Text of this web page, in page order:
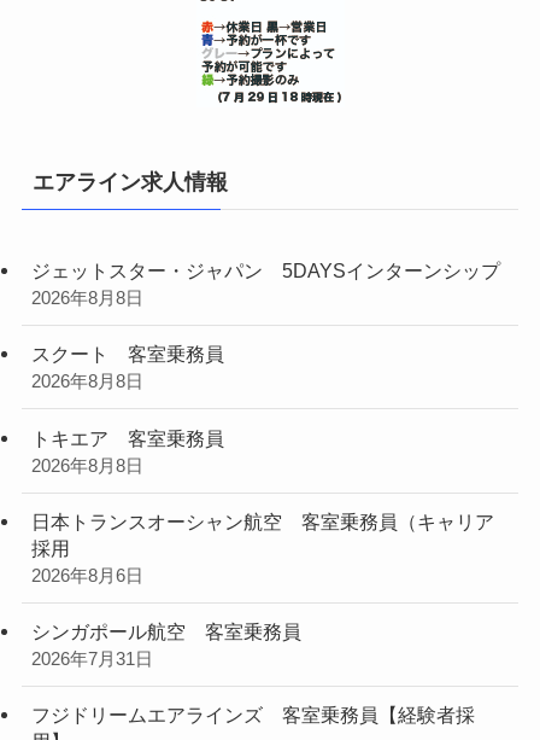
エアライン求人情報
ジェットスター・ジャパン 5DAYSインターンシップ
2026年8月8日
スクート 客室乗務員
2026年8月8日
トキエア 客室乗務員
2026年8月8日
日本トランスオーシャン航空 客室乗務員（キャリア
採用
2026年8月6日
シンガポール航空 客室乗務員
2026年7月31日
フジドリームエアラインズ 客室乗務員【経験者採